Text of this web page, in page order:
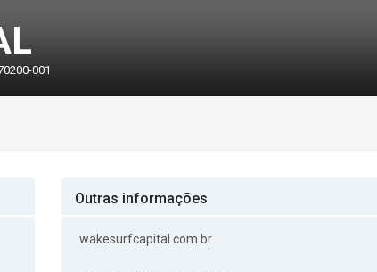
001
Outras informações
wakesurfcapital.com.br